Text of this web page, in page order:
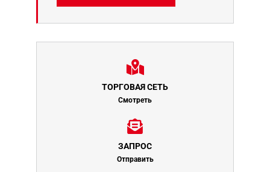
ТОРГОВАЯ СЕТЬ
Смотреть
ЗАПРОС
Отправить